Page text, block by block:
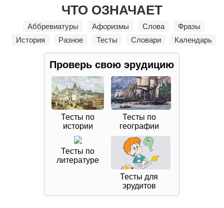
ЧТО ОЗНАЧАЕТ
Аббревиатуры Афоризмы Слова
Фразы
История
Разное Тесты Словари Календарь
Проверь свою эрудицию
Тесты по
истории
Тесты по
географии
Тесты по
литературе
Тесты для
эрудитов